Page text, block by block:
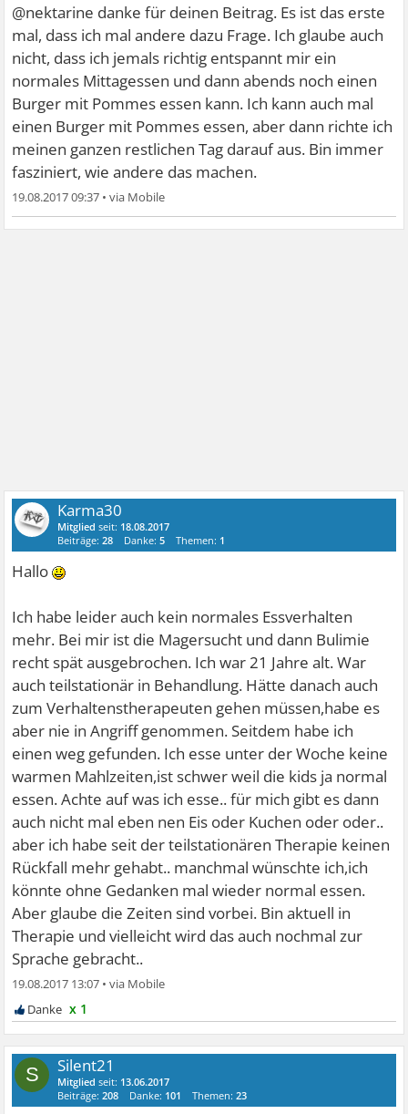
@nektarine danke für deinen Beitrag. Es ist das erste
mal, dass ich mal andere dazu Frage. Ich glaube auch
nicht, dass ich jemals richtig entspannt mir ein
normales Mittagessen und dann abends noch einen
Burger mit Pommes essen kann. Ich kann auch mal
einen Burger mit Pommes essen, aber dann richte ich
meinen ganzen restlichen Tag darauf aus. Bin immer
fasziniert, wie andere das machen.
19.08.2017 09:37 •
Karma30
Mitglied seit: 18.08.2017
Beiträge:28 Danke:5 Themen: 1
Hallo
Ich habe leider auch kein normales Essverhalten
mehr. Bei mir ist die Magersucht und dann Bulimie
recht spät ausgebrochen. Ich war 21 Jahre alt. War
auch teilstationär in Behandlung. Hätte danach auch
zum Verhaltenstherapeuten gehen müssen,habe es
aber nie in Angriff genommen. Seitdem habe ich
einen weg gefunden. Ich esse unter der Woche keine
warmen Mahlzeiten,ist schwer weil die kids ja normal
essen. Achte auf was ich esse.. für mich gibt es dann
auch nicht mal eben nen Eis oder Kuchen oder oder..
aber ich habe seit der teilstationären Therapie keinen
Rückfall mehr gehabt.. manchmal wünschte ich,ich
könnte ohne Gedanken mal wieder normal essen.
Aber glaube die Zeiten sind vorbei. Bin aktuell in
Therapie und vielleicht wird das auch nochmal zur
Sprache gebracht..
19.08.2017 13:07 •
x 1
S Silent21
Mitglied seit: 13.06.2017
Beiträge:208 Danke: 101 Themen:23